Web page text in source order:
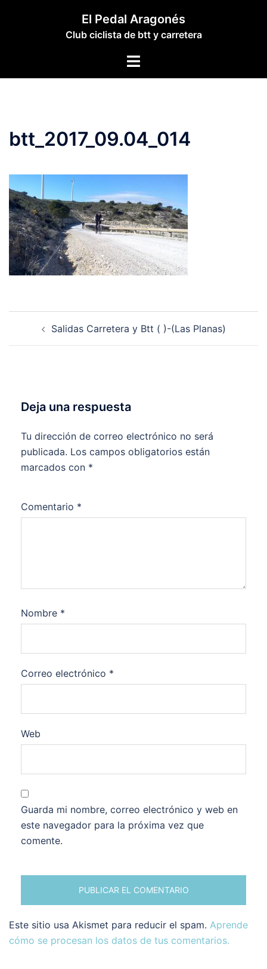
El Pedal Aragonés
Club ciclista de btt y carretera
Alternar
btt_2017_09.04_014
Salidas Carretera y Btt ( )-(Las Planas)
Deja una respuesta
Tu dirección de correo electrónico no será
publicada. Los campos obligatorios están
marcados con *
Comentario *
Nombre *
Correo electrónico *
Web
Guarda mi nombre, correo electrónico y web en
este navegador para la próxima vez que
comente.
Este sitio usa Akismet para reducir el spam. Aprende
cómo se procesan los datos de tus comentarios.